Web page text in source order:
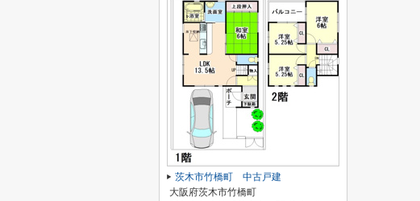
茨木市竹橋町 中古戸建
大阪府茨木市竹橋町